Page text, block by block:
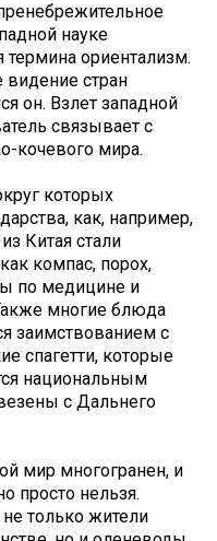
науке
ориентализм.
видение стран
он. Взлет западной
связывает с
кочевого мира.
которых
как, например,
Китая стали
компас, порох,
по медицине и
многие блюда
заимствованием с
спагетти, которые
национальным
с Дальнего
мир многогранен, и
просто нельзя.
только жители